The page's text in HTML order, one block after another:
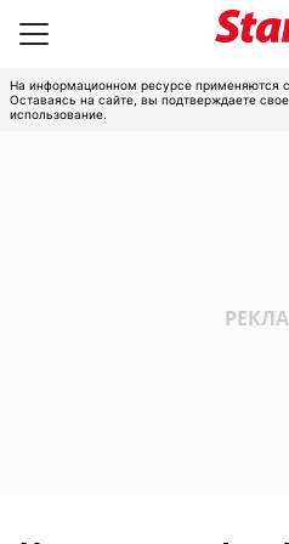
На информационном ресурсе применяются
Оставаясь на сайте, вы подтверждаете свое
использование.